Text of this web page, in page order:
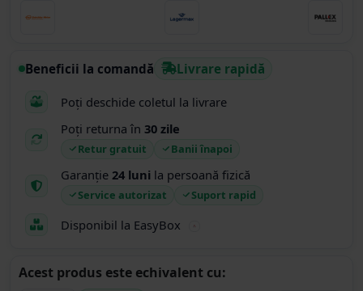
Beneficii la comandă Livrare rapidă
Poți deschide coletul la livrare
Poți returna în 30 zile
Retur gratuit Banii înapoi
Garanție 24 luni la persoană fizică
Service autorizat Suport rapid
Disponibil la EasyBox
Acest produs este echivalent cu: